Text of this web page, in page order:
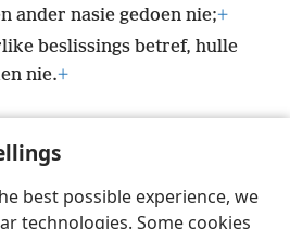
best possible experience, we
technologies. Some cookies
ander nasie gedoen nie;+
beslissings betref, hulle
nie.+